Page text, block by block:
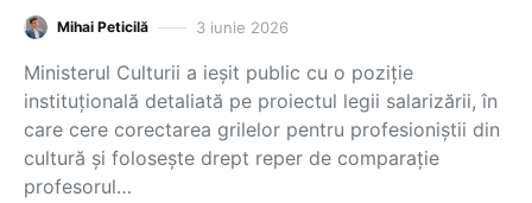
Mihai Peticilă 3 iunie 2026
Ministerul Culturii a ieșit public cu o poziție
instituțională detaliată pe proiectul legii salarizării, în
care cere corectarea grilelor pentru profesioniștii din
cultură și folosește drept reper de comparație
profesorul…